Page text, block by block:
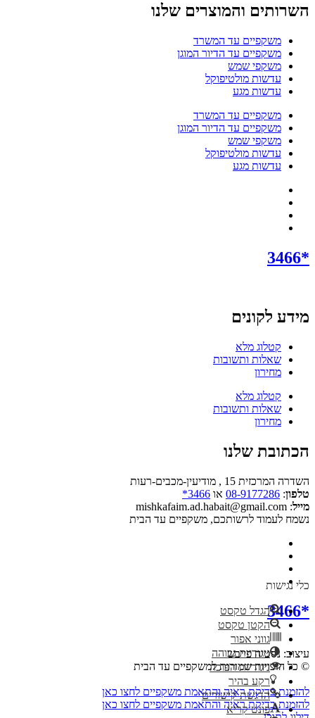
השרותים והמוצרים שלנו
משקפיים עד המשרד
משקפיים עד הדיור המוגן
משקפי שמש
עדשות מולטיפוקל
עדשות מגע
משקפיים עד המשרד
משקפיים עד הדיור המוגן
משקפי שמש
עדשות מולטיפוקל
עדשות מגע
*3466
מידע לקונים
קטלוג מלא
שאלות ותשובות
מחירון
קטלוג מלא
שאלות ותשובות
מחירון
הכתובת שלנו
השדרה המרכזית 15 , מודיעין-מכבים-רעות
טלפון:
08-9177286 או 3466*
מייל: mishkafaim.ad.habait@gmail.com
נשמח לעמוד לרשותכם, משקפיים עד הבית
*3466
עיצוב: נסטיה פייבש
© כל הזכויות שמורות למשקפיים עד הבית
להזמנת בדיקת ראיה והתאמת משקפיים לחצו כאן
להזמנת בדיקת ראיה והתאמת משקפיים לחצו כאן
כלי נגישות
הגדל טקסט
הקטן טקסט
גווני אפור
ניגודיות גבוהה
ניגודיות הפוכה
רקע בהיר
הדגשת קישורים
פונט קריא